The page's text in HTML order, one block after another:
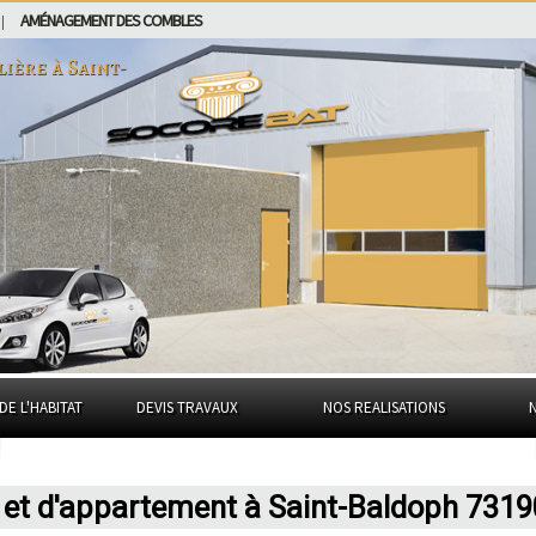
AMÉNAGEMENT DES COMBLES
àSaint-
L'HABITAT DEVIS TRAVAUX NOS REALISATIONS
d'appartement à Saint-Baldoph